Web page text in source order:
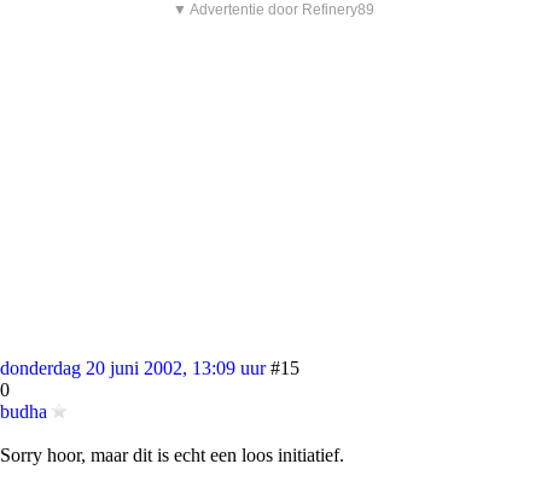
▼ Advertentie door Refinery89
donderdag 20 juni 2002, 13:09 uur #15
0
budha
Sorry hoor, maar dit is echt een loos initiatief.